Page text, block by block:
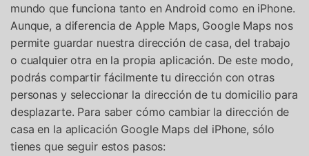
mundo que funciona tanto en Android como en iPhone.
Aunque, a diferencia de Apple Maps, Google Maps nos
permite guardar nuestra dirección de casa, del trabajo
o cualquier otra en la propia aplicación. De este modo,
podrás compartir fácilmente tu dirección con otras
personas y seleccionar la dirección de tu domicilio para
desplazarte. Para saber cómo cambiar la dirección de
casa en la aplicación Google Maps del iPhone, sólo
tienes que seguir estos pasos: